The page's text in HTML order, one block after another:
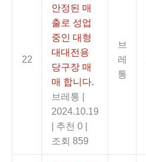
22
안정된 매
출로 성업
중인 대형
대대전용
당구장 매
매 합니다.
브레통
2024.10.19
추천 0
조회 859
브
레
통